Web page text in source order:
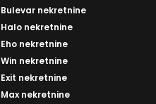
Bulevar nekretnine
Halo nekretnine
Eho nekretnine
Win nekretnine
Exit nekretnine
Max nekretnine